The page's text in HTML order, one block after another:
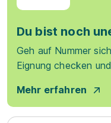
Du bist noch
Geh auf Nummer
Eignung checken
Mehr erfahren